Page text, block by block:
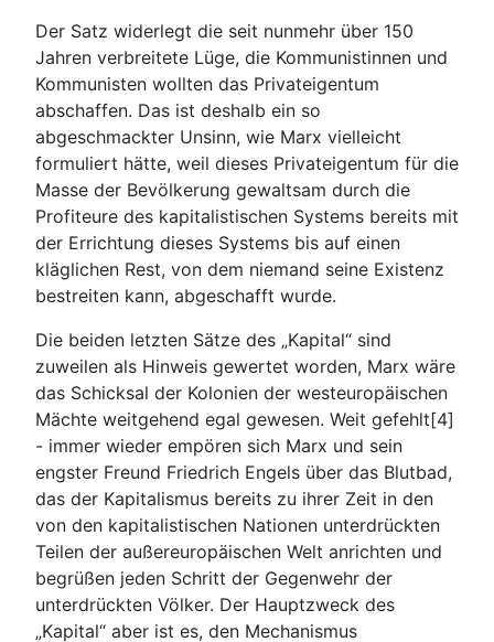
Der Satz widerlegt die seit nunmehr über 150
Jahren verbreitete Lüge, die Kommunistinnen und
Kommunisten wollten das Privateigentum
abschaffen. Das ist deshalb ein so
abgeschmackter Unsinn, wie Marx vielleicht
formuliert hätte, weil dieses Privateigentum für die
Masse der Bevölkerung gewaltsam durch die
Profiteure des kapitalistischen Systems bereits mit
der Errichtung dieses Systems bis auf einen
kläglichen Rest, von dem niemand seine Existenz
bestreiten kann, abgeschafft wurde.
Die beiden letzten Sätze des „Kapital“ sind
zuweilen als Hinweis gewertet worden, Marx wäre
das Schicksal der Kolonien der westeuropäischen
Mächte weitgehend egal gewesen. Weit gefehlt[4]
- immer wieder empören sich Marx und sein
engster Freund Friedrich Engels über das Blutbad,
das der Kapitalismus bereits zu ihrer Zeit in den
von den kapitalistischen Nationen unterdrückten
Teilen der außereuropäischen Welt anrichten und
begrüßen jeden Schritt der Gegenwehr der
unterdrückten Völker. Der Hauptzweck des
„Kapital“ aber ist es, den Mechanismus